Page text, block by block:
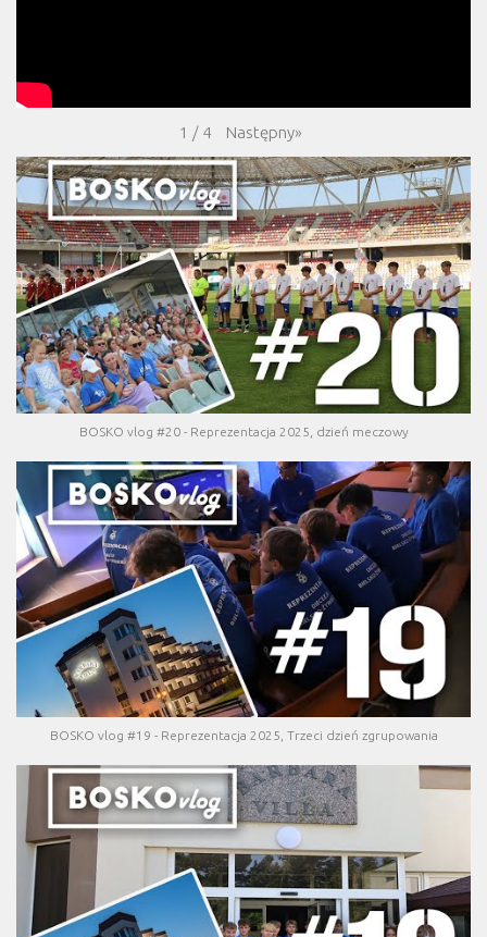
1 / 4 Następny»
BOSKO vlog #20 - Reprezentacja 2025, dzień meczowy
BOSKO vlog #19 - Reprezentacja 2025, Trzeci dzień zgrupowania